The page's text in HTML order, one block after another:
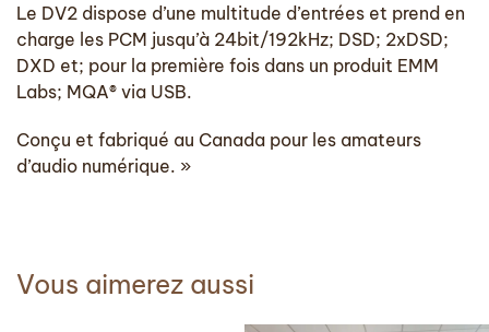
Le DV2 dispose d’une multitude d’entrées et prend en
charge les PCM jusqu’à 24bit/192kHz; DSD; 2xDSD;
DXD et; pour la première fois dans un produit EMM
Labs; MQA® via USB.
Conçu et fabriqué au Canada pour les amateurs
d’audio numérique. »
Vous aimerez aussi